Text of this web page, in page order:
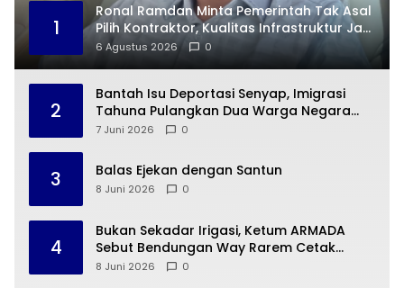
1
Ronal Ramdan Minta Pemerintah Tak Asal
Pilih Kontraktor, Kualitas Infrastruktur Jadi
Taruhan
6 Agustus 2026 0
2
Bantah Isu Deportasi Senyap, Imigrasi
Tahuna Pulangkan Dua Warga Negara
Cina ke Guangzhou
7 Juni 2026 0
3 Balas Ejekan dengan Santun
8 Juni 2026 0
4
Bukan Sekadar Irigasi, Ketum ARMADA
Sebut Bendungan Way Rarem Cetak
Sejarah Peradaban Lampung
8 Juni 2026 0